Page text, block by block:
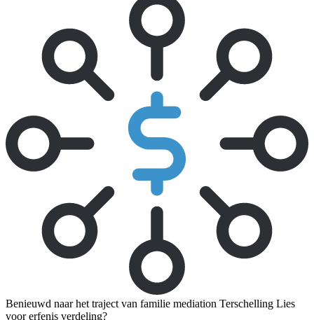
Benieuwd naar het traject van familie mediation Terschelling Lies
voor erfenis verdeling?